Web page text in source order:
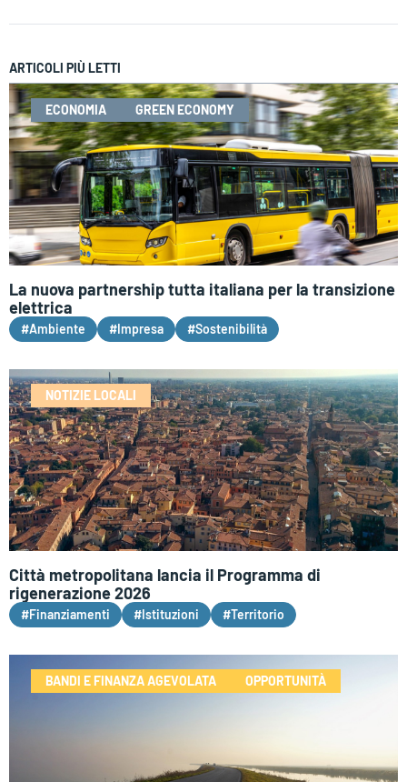
ARTICOLI PIÙ LETTI
ECONOMIA GREEN ECONOMY
La nuova partnership tutta italiana per la transizione
elettrica
#Ambiente #Impresa #Sostenibilità
NOTIZIE LOCALI
Città metropolitana lancia il Programma di
rigenerazione 2026
#Finanziamenti #Istituzioni #Territorio
BANDI E FINANZA AGEVOLATA OPPORTUNITÀ